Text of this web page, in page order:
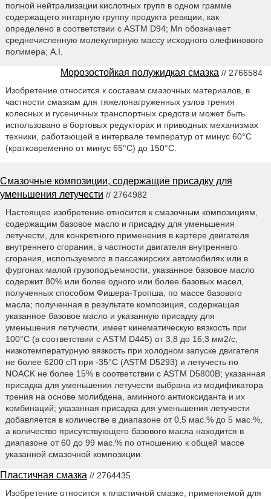
полной нейтрализации кислотных групп в одном грамме
содержащего янтарную группу продукта реакции, как
определено в соответствии с ASTM D94; Mn обозначает
среднечисленную молекулярную массу исходного олефинового
полимера; A.I.
Морозостойкая полужидкая смазка // 2766584
Изобретение относится к составам смазочных материалов, в
частности смазкам для тяжелонагруженных узлов трения
колесных и гусеничных транспортных средств и может быть
использовано в бортовых редукторах и приводных механизмах
техники, работающей в интервале температур от минус 60°С
(кратковременно от минус 65°С) до 150°С.
Смазочные композиции, содержащие присадку для
уменьшения летучести // 2764982
Настоящее изобретение относится к смазочным композициям,
содержащим базовое масло и присадку для уменьшения
летучести, для конкретного применения в картере двигателя
внутреннего сгорания, в частности двигателя внутреннего
сгорания, используемого в пассажирских автомобилях или в
фургонах малой грузоподъемности; указанное базовое масло
содержит 80% или более одного или более базовых масел,
полученных способом Фишера-Тропша, по массе базового
масла; полученная в результате композиция, содержащая
указанное базовое масло и указанную присадку для
уменьшения летучести, имеет кинематическую вязкость при
100°C (в соответствии с ASTM D445) от 3,8 до 16,3 мм2/с,
низкотемпературную вязкость при холодном запуске двигателя
не более 6200 сП при -35°С (ASTM D5293) и летучесть по
NOACK не более 15% в соответствии с ASTM D5800B; указанная
присадка для уменьшения летучести выбрана из модификатора
трения на основе молибдена, аминного антиоксиданта и их
комбинаций; указанная присадка для уменьшения летучести
добавляется в количестве в диапазоне от 0,5 мас.% до 5 мас.%,
а количество присутствующего базового масла находится в
диапазоне от 60 до 99 мас.% по отношению к общей массе
указанной смазочной композиции.
Пластичная смазка // 2764435
Изобретение относится к пластичной смазке, применяемой для